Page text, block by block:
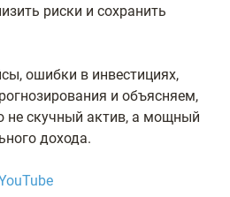
риски и сохранить
ошибки в инвестициях,
и объясняем,
не скучный актив, а мощный
дохода.